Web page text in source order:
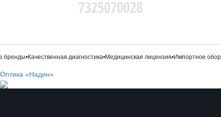
•Качественная диагностика•Медицинская лицензия•Импортное
Оптика «Надин»